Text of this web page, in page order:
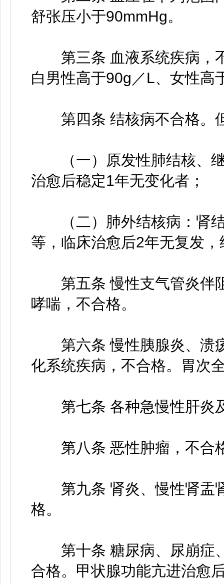
舒张压小于90mmHg。
第三条 血液系统疾病，
白男性高于90g／L、女性高
第四条 结核病不合格。
（一）原发性肺结核、继
治愈后稳定1年无变化者；
（二）肺外结核病：肾结
等，临床治愈后2年无复发
第五条 慢性支气管炎伴
哮喘，不合格。
第六条 慢性胰腺炎、溃
化系统疾病，不合格。胃次
第七条 各种急慢性肝炎
第八条 恶性肿瘤，不合
第九条 肾炎、慢性肾盂
格。
第十条 糖尿病、尿崩症
合格。甲状腺功能亢进治愈